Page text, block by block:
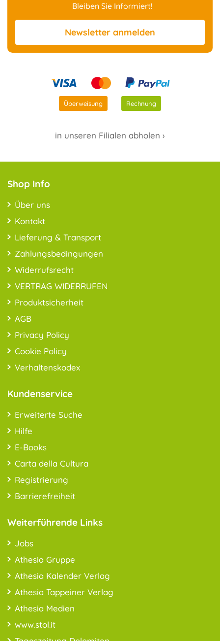
Bleiben Sie Informiert!
Newsletter anmelden
Überweisung Rechnung
in unseren Filialen abholen ›
Shop Info
Über uns
Kontakt
Lieferung & Transport
Zahlungsbedingungen
Widerrufsrecht
VERTRAG WIDERRUFEN
Produktsicherheit
AGB
Privacy Policy
Cookie Policy
Verhaltenskodex
Kundenservice
Erweiterte Suche
Hilfe
E-Books
Carta della Cultura
Registrierung
Barrierefreiheit
Weiterführende Links
Jobs
Athesia Gruppe
Athesia Kalender Verlag
Athesia Tappeiner Verlag
Athesia Medien
www.stol.it